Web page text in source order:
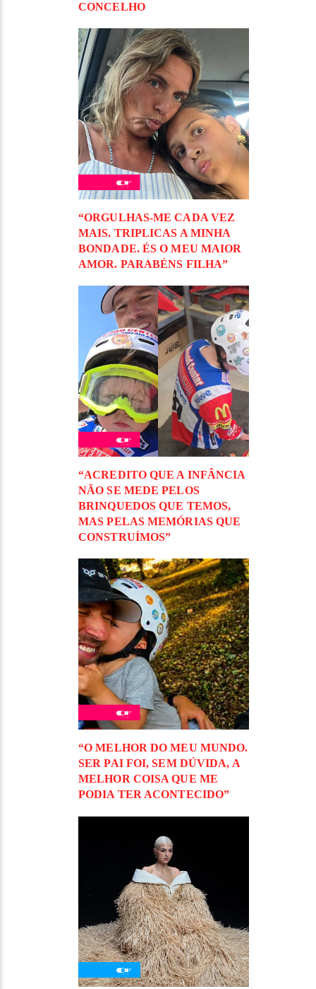
CONCELHO
“ORGULHAS-ME CADA VEZ
MAIS. TRIPLICAS A MINHA
BONDADE. ÉS O MEU MAIOR
AMOR. PARABÉNS FILHA”
“ACREDITO QUE A INFÂNCIA
NÃO SE MEDE PELOS
BRINQUEDOS QUE TEMOS,
MAS PELAS MEMÓRIAS QUE
CONSTRUÍMOS”
“O MELHOR DO MEU MUNDO.
SER PAI FOI, SEM DÚVIDA, A
MELHOR COISA QUE ME
PODIA TER ACONTECIDO”